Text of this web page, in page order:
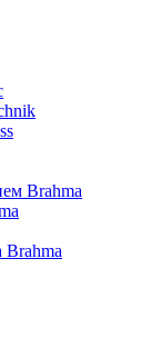
Brahma
Brahma